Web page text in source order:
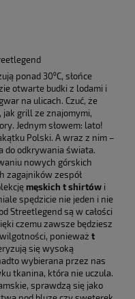
ponad 30⁰C, słońce
otwarte budki z lodami i
na ulicach. Czuć, że
jak grill ze znajomymi,
Jednym słowem: lato!
Polski. A wraz z nim –
do odkrywania świata.
nowych górskich
zagajników zespół
męskich t shirtów i
spędzicie nie jeden i nie
Streetlegend są w całości
czemu zawsze będziesz
ponieważ t
się wysoką
wybierana przez nas
tkanina, która nie uczula.
sprawdzą się jako